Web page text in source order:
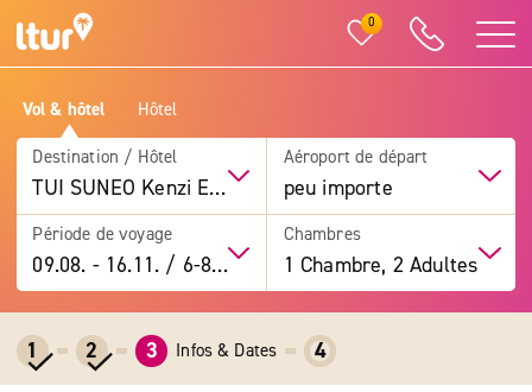
0
Vol & hôtel Hôtel
Destination / Hôtel
TUI SUNEO Kenzi Europa
Aéroport de départ
peu importe
Période de voyage
09.08. -16.11. / 6-8 jours
Chambres
1 Chambre, 2 Adultes
1 2 3 Infos & Dates 4